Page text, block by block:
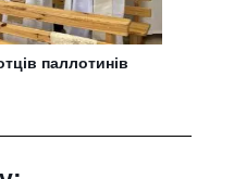
паллотинів